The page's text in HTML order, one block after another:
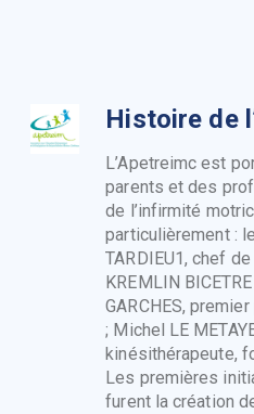
IEM de Saint OuenHistoire de
L’Apetreimc est
parents et des
de l’infirmité
particulièrement :
TARDIEU1, chef
KREMLIN
GARCHES,
; Michel LE
kinésithérapeute,
Les premières
furent la création